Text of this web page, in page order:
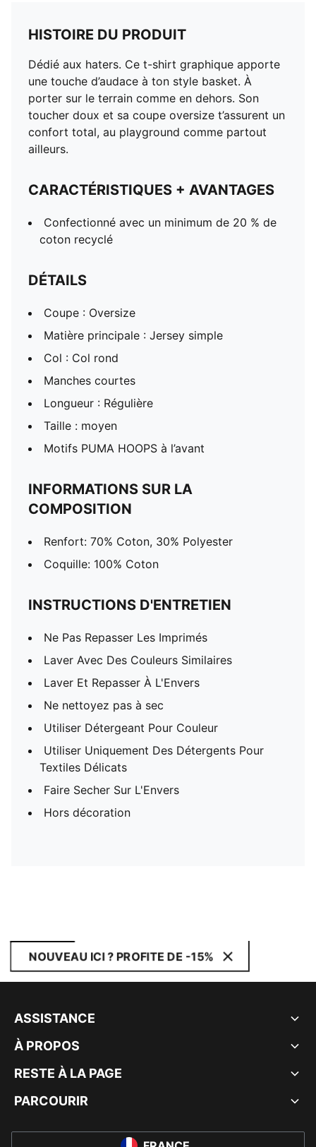
HISTOIRE DU PRODUIT
Dédié aux haters. Ce t-shirt graphique apporte
une touche d’audace à ton style basket. À
porter sur le terrain comme en dehors. Son
toucher doux et sa coupe oversize t’assurent un
confort total, au playground comme partout
ailleurs.
CARACTÉRISTIQUES + AVANTAGES
Confectionné avec un minimum de 20 % de
coton recyclé
DÉTAILS
Coupe : Oversize
Matière principale : Jersey simple
Col : Col rond
Manches courtes
Longueur : Régulière
Taille : moyen
Motifs PUMA HOOPS à l’avant
INFORMATIONS SUR LA
COMPOSITION
Renfort: 70% Coton, 30% Polyester
Coquille: 100% Coton
INSTRUCTIONS D'ENTRETIEN
Ne Pas Repasser Les Imprimés
Laver Avec Des Couleurs Similaires
Laver Et Repasser À L'Envers
Ne nettoyez pas à sec
Utiliser Détergeant Pour Couleur
Utiliser Uniquement Des Détergents Pour
Textiles Délicats
Faire Secher Sur L'Envers
Hors décoration
NOUVEAU ICI ? PROFITE DE -15%
ASSISTANCE
À PROPOS
RESTE À LA PAGE
PARCOURIR